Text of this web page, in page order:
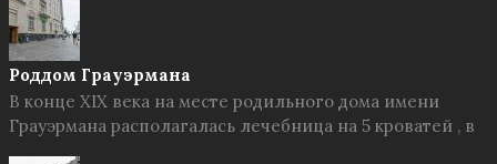
Роддом Грауэрмана
В конце XIX века на месте родильного дома имени
Грауэрмана располагалась лечебница на 5 кроватей , в